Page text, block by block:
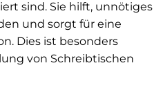
sind. Sie hilft, unnötiges
und sorgt für eine
Dies ist besonders
von Schreibtischen